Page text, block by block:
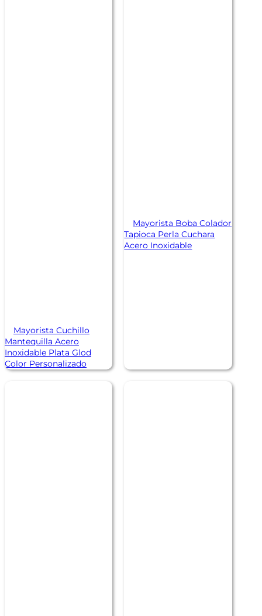
Mayorista Cuchillo
Mantequilla Acero
Inoxidable Plata Glod
Color Personalizado
Mayorista Boba Colador
Tapioca Perla Cuchara
Acero Inoxidable